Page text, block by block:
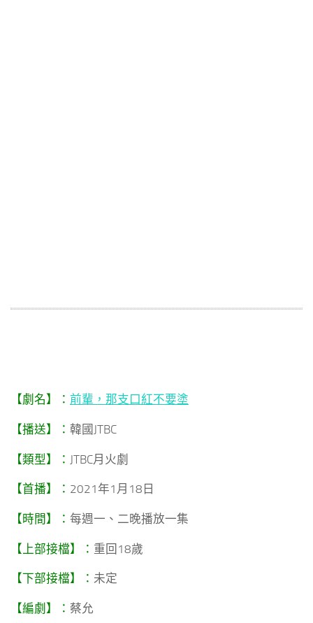
【劇名】： 前輩，那支口紅不要塗
【播送】： 韓國JTBC
【類型】： JTBC月火劇
【首播】： 2021年1月18日
【時間】： 每週一、二晚播放一集
【上部接檔】： 重回18歲
【下部接檔】： 未定
【編劇】： 蔡允